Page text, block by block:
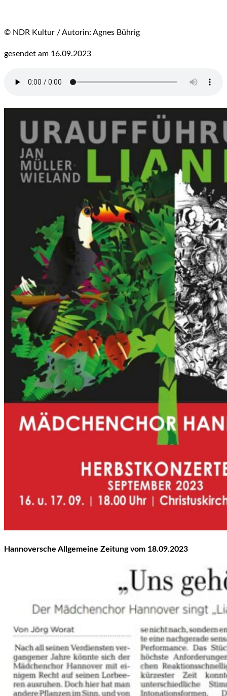
© NDR Kultur / Autorin: Agnes Bührig
gesendet am 16.09.2023
Hannoversche Allgemeine Zeitung vom 18.09.2023